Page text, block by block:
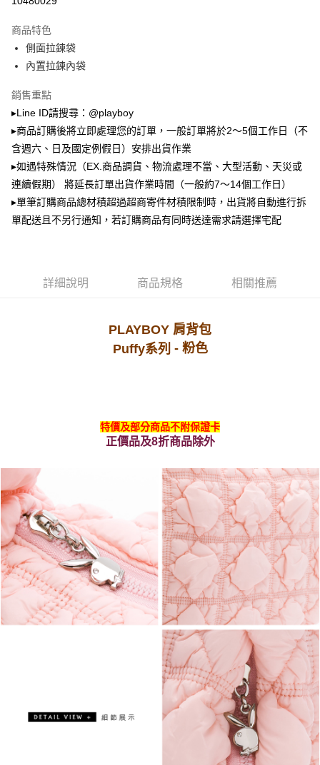
消。如遇「轉專審核」未通過狀況，表示未達大哥付你分期系統評分，恕無
法說明評估內容。
【繳款方式說明】
1.分期款項不併入電信帳單，「大哥付你分期」於每月結算日後寄送繳費提
帳／街口支付／iPASS MONEY」等通路繳費。
【注意事項】
1.本服務係由「台灣大哥大股份有限公司」（以下簡稱本公司）所提供，讓
用戶於交易時，得透過本服務購買商品或服務，並由商店將買賣／分期付款
買賣價金債權讓與本公司後，依約使用本公司帳單繳交帳款。
2.基於同意付款使用「大哥付你分期」之契約關係目的，商店將以您的個人
資料（包含姓名、電話或地址）提供予台灣大哥大進項蒐集、處理及利用，
由本公司與您本人進行分期帳單所需資料之確認、核對及更正。
3.完整用戶服務條款，請詳閱以下連結：https://oppay.tw/userRule
付款後全家取貨
每筆NT$100，滿NT$700(含以上)免運費
萊爾富取貨付款
每筆NT$100，滿NT$900(含以上)免運費
付款後萊爾富取貨
7-11取貨付款
每筆NT$100，滿NT$900(含以上)免運費
商品特色
側面拉鍊袋
內置拉鍊內袋
銷售重點
▸Line ID請搜尋：@playboy
▸商品訂購後將立即處理您的訂單，一般訂單將於2～5個工作日（不
含週六、日及國定例假日）安排出貨作業
▸如遇特殊情況（EX.商品調貨、物流處理不當、大型活動、天災或
連續假期） 將延長訂單出貨作業時間（一般約7～14個工作日）
▸單筆訂購商品總材積超過超商寄件材積限制時，出貨將自動進行拆
單配送且不另行通知，若訂購商品有同時送達需求請選擇宅配
詳細說明 商品規格 相關推薦
PLAYBOY 肩背包
Puffy系列 - 粉色
特價及部分商品不附保證卡
正價品及8折商品除外